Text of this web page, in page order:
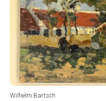
Wilhelm Bartsch